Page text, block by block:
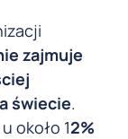
zajmuje
świecie.
około 12%